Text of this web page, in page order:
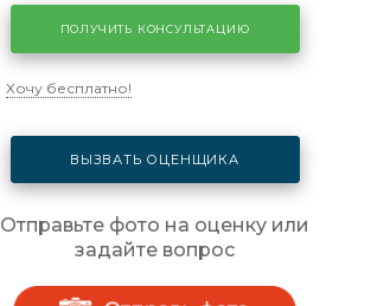
ПОЛУЧИТЬ КОНСУЛЬТАЦИЮ
Хочу бесплатно!
ВЫЗВАТЬ ОЦЕНЩИКА
Отправьте фото на оценку или
задайте вопрос